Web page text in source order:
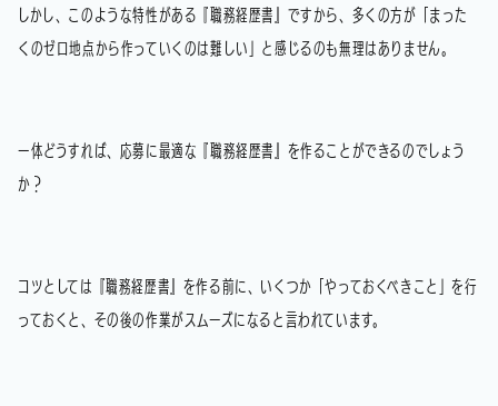
しかし、このような特性がある『職務経歴書』ですから、多くの方が「まった
くのゼロ地点から作っていくのは難しい」と感じるのも無理はありません。
一体どうすれば、応募に最適な『職務経歴書』を作ることができるのでしょう
か？
コツとしては『職務経歴書』を作る前に、いくつか「やっておくべきこと」を行
っておくと、その後の作業がスムーズになると言われています。